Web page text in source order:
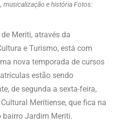
musicalização e história Fotos:
Meriti, através da
e Turismo, está com
nova temporada de cursos
estão sendo
de segunda a sexta-feira,
Meritiense, que fica na
bairro Jardim Meriti.